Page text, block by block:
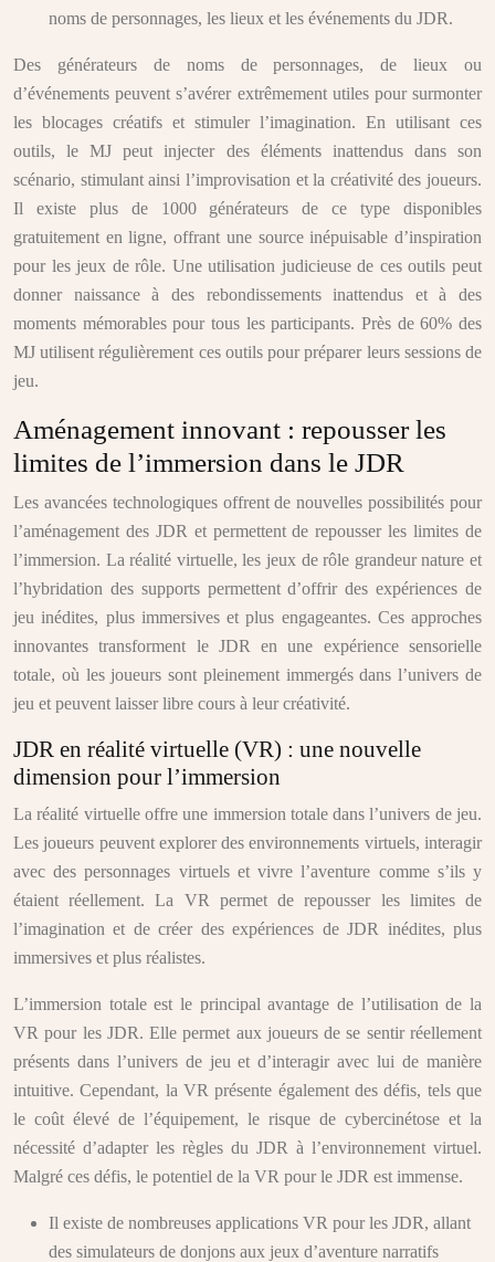
noms de personnages, les lieux et les événements du JDR.
Des générateurs de noms de personnages, de lieux ou
d’événements peuvent s’avérer extrêmement utiles pour surmonter
les blocages créatifs et stimuler l’imagination. En utilisant ces
outils, le MJ peut injecter des éléments inattendus dans son
scénario, stimulant ainsi l’improvisation et la créativité des joueurs.
Il existe plus de 1000 générateurs de ce type disponibles
gratuitement en ligne, offrant une source inépuisable d’inspiration
pour les jeux de rôle. Une utilisation judicieuse de ces outils peut
donner naissance à des rebondissements inattendus et à des
moments mémorables pour tous les participants. Près de 60% des
MJ utilisent régulièrement ces outils pour préparer leurs sessions de
jeu.
Aménagement innovant : repousser les
limites de l’immersion dans le JDR
Les avancées technologiques offrent de nouvelles possibilités pour
l’aménagement des JDR et permettent de repousser les limites de
l’immersion. La réalité virtuelle, les jeux de rôle grandeur nature et
l’hybridation des supports permettent d’offrir des expériences de
jeu inédites, plus immersives et plus engageantes. Ces approches
innovantes transforment le JDR en une expérience sensorielle
totale, où les joueurs sont pleinement immergés dans l’univers de
jeu et peuvent laisser libre cours à leur créativité.
JDR en réalité virtuelle (VR) : une nouvelle
dimension pour l’immersion
La réalité virtuelle offre une immersion totale dans l’univers de jeu.
Les joueurs peuvent explorer des environnements virtuels, interagir
avec des personnages virtuels et vivre l’aventure comme s’ils y
étaient réellement. La VR permet de repousser les limites de
l’imagination et de créer des expériences de JDR inédites, plus
immersives et plus réalistes.
L’immersion totale est le principal avantage de l’utilisation de la
VR pour les JDR. Elle permet aux joueurs de se sentir réellement
présents dans l’univers de jeu et d’interagir avec lui de manière
intuitive. Cependant, la VR présente également des défis, tels que
le coût élevé de l’équipement, le risque de cybercinétose et la
nécessité d’adapter les règles du JDR à l’environnement virtuel.
Malgré ces défis, le potentiel de la VR pour le JDR est immense.
Il existe de nombreuses applications VR pour les JDR, allant
des simulateurs de donjons aux jeux d’aventure narratifs